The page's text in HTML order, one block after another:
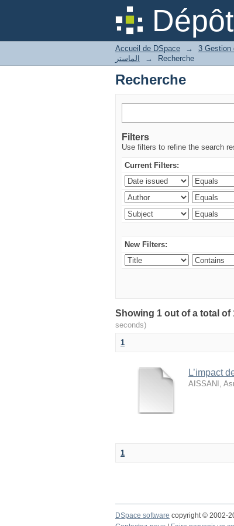
Recherche
Accueil de DSpace →
الماستر
→ Recherche
Recherche
Filters
Use filters to refine the search
Current Filters:
New Filters:
seconds)
1
L’impact
AISSANI,
1
DSpace software copyright © 2002-